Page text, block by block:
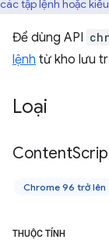
các tập lệnh hoặc
Để dùng API
lệnh từ kho lưu
Loại
Content
Chrome 96 trở lên
THUỘC TÍNH